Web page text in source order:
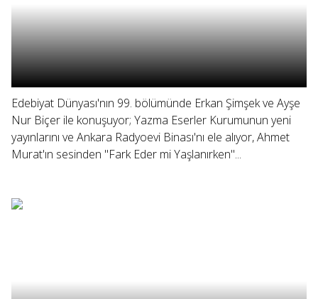
Edebiyat Dünyası'nın 99. bölümünde Erkan Şimşek ve Ayşe
Nur Biçer ile konuşuyor; Yazma Eserler Kurumunun yeni
yayınlarını ve Ankara Radyoevi Binası'nı ele alıyor, Ahmet
Murat'ın sesinden "Fark Eder mi Yaşlanırken"...